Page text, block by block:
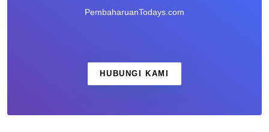
PembaharuanTodays.com
HUBUNGI KAMI